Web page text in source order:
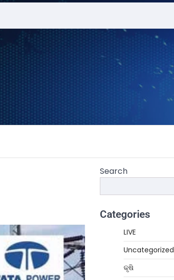
Search
Categories
LIVE
Uncategorized
କୃଷି